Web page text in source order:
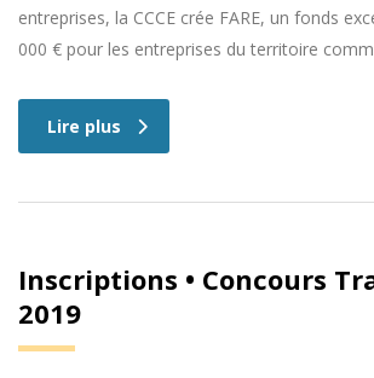
entreprises, la CCCE crée FARE, un fonds
000 € pour les entreprises du territoire
Lire plus
Inscriptions • Concours
2019